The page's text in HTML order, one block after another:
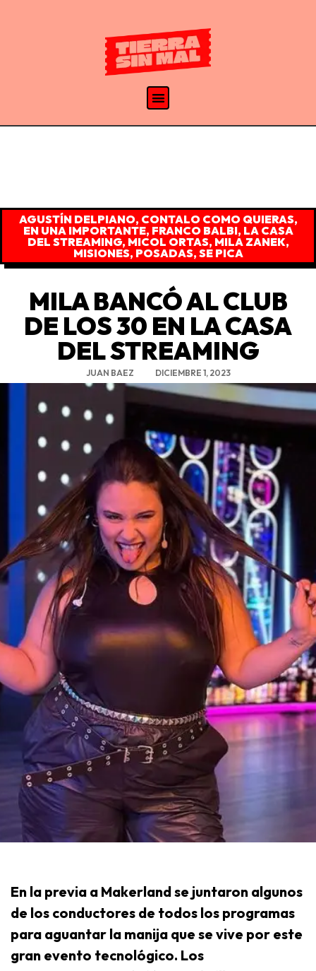
AGUSTÍN DELPIANO, CONTALO COMO QUIERAS,
EN UNA IMPORTANTE, FRANCO BALBI, LA CASA
DEL STREAMING, MICOL ORTAS, MILA ZANEK,
MISIONES, POSADAS,SE PICA
MILA BANCÓ AL CLUB
DE LOS 30 EN LA CASA
DEL STREAMING
JUAN BAEZ DICIEMBRE 1, 2023
En la previa a Makerland se juntaron algunos
de los conductores de todos los programas
para aguantar la manija que se vive por este
gran evento tecnológico. Los